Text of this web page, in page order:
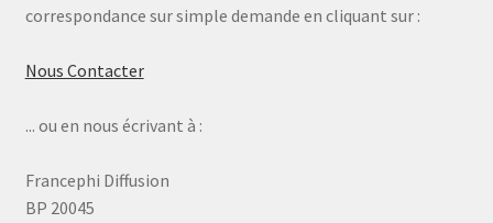
correspondance sur simple demande en cliquant sur :
Nous Contacter
... ou en nous écrivant à :
Francephi Diffusion
BP 20045